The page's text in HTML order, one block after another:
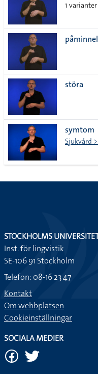
1
störa
symtom
Sjukvård
STOCKHOLMS
Inst. för lingvistik
SE-106 91 Stockholm
Telefon: 08-16 23 47
Kontakt
Om webbplatsen
Cookieinställningar
SOCIALA MEDIER